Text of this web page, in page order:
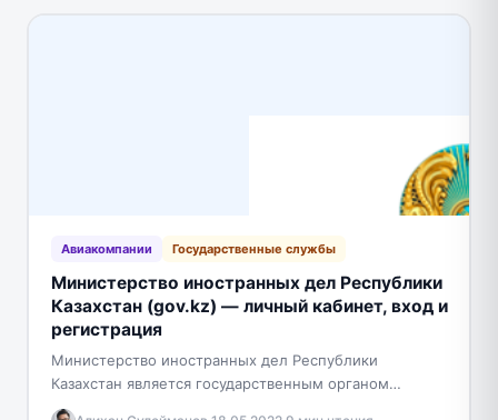
Авиакомпании Государственные службы
Министерство иностранных дел Республики
Казахстан (gov.kz) — личный кабинет, вход и
регистрация
Министерство иностранных дел Республики
Казахстан является государственным органом
Республики Казахстан, осуществляющим общее